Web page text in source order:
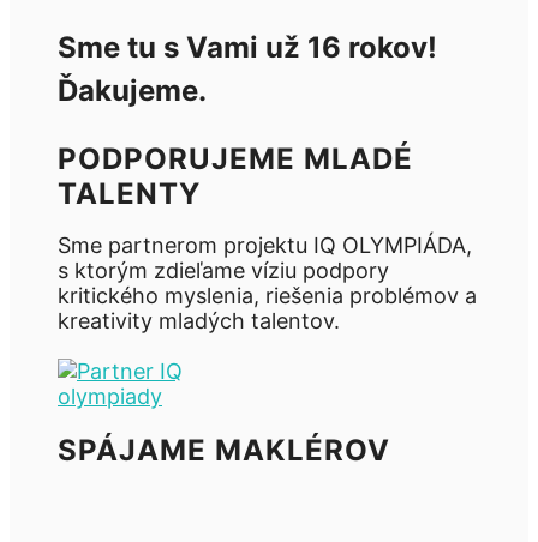
Sme tu s Vami už 16 rokov!
Ďakujeme.
PODPORUJEME MLADÉ
TALENTY
Sme partnerom projektu IQ OLYMPIÁDA,
s ktorým zdieľame víziu podpory
kritického myslenia, riešenia problémov a
kreativity mladých talentov.
SPÁJAME MAKLÉROV